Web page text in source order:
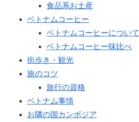
食品系お土産
ベトナムコーヒー
ベトナムコーヒーについて
ベトナムコーヒー味比べ
街歩き・観光
旅のコツ
旅行の資格
ベトナム事情
お隣の国カンボジア